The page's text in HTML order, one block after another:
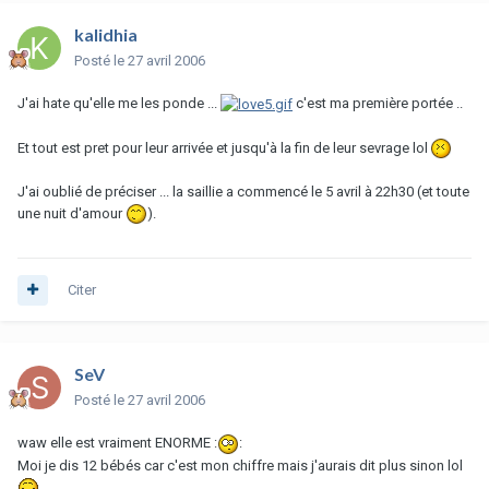
kalidhia
Posté le 27 avril 2006
J'ai hate qu'elle me les ponde ... c'est ma première portée ..
Et tout est pret pour leur arrivée et jusqu'à la fin de leur sevrage lol
J'ai oublié de préciser ... la saillie a commencé le 5 avril à 22h30 (et toute
une nuit d'amour
).
Citer
SeV
Posté le 27 avril 2006
waw elle est vraiment ENORME :
:
Moi je dis 12 bébés car c'est mon chiffre mais j'aurais dit plus sinon lol